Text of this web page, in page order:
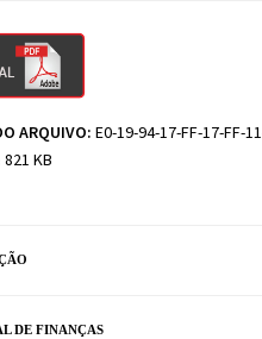
ARQUIVO: E0-19-94-17-FF-17-FF-
821 KB
DE FINANÇAS